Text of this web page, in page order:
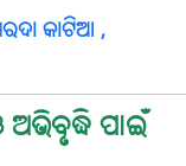
କାଟିଆ ,
ଅଭିବୃଦ୍ଧି ପାଇଁ